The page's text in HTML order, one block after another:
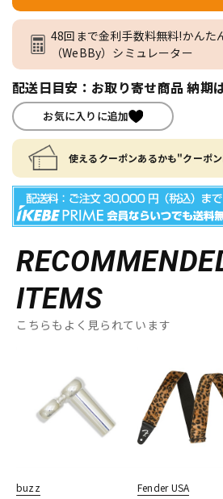
48回まで金利手数料無料!かんた
（WeBBy）シミュレーター
配送日目安：お取り寄せ商品 納期
お気に入りに追加
使えるクーポンあるかも"クーポ
ITEMS
こちらもよく見られています
buzz
Fender USA